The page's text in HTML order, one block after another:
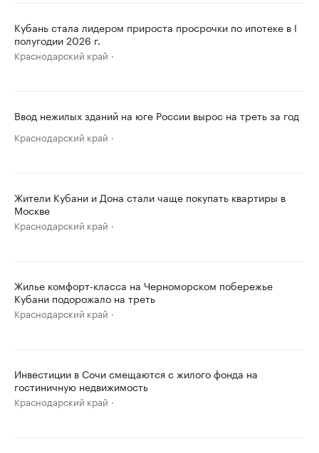
Кубань стала лидером прироста просрочки по ипотеке в I
полугодии 2026 г.
Краснодарский край
Ввод нежилых зданий на юге России вырос на треть за год
Краснодарский край
Жители Кубани и Дона стали чаще покупать квартиры в
Москве
Краснодарский край
Жилье комфорт-класса на Черноморском побережье
Кубани подорожало на треть
Краснодарский край
Инвестиции в Сочи смещаются с жилого фонда на
гостиничную недвижимость
Краснодарский край